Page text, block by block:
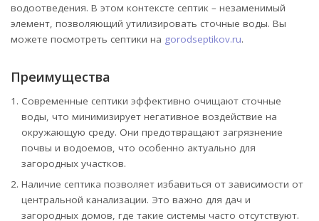
водоотведения. В этом контексте септик – незаменимый
элемент, позволяющий утилизировать сточные воды. Вы
можете посмотреть септики на gorodseptikov.ru.
Преимущества
Современные септики эффективно очищают сточные
воды, что минимизирует негативное воздействие на
окружающую среду. Они предотвращают загрязнение
почвы и водоемов, что особенно актуально для
загородных участков.
Наличие септика позволяет избавиться от зависимости от
центральной канализации. Это важно для дач и
загородных домов, где такие системы часто отсутствуют.